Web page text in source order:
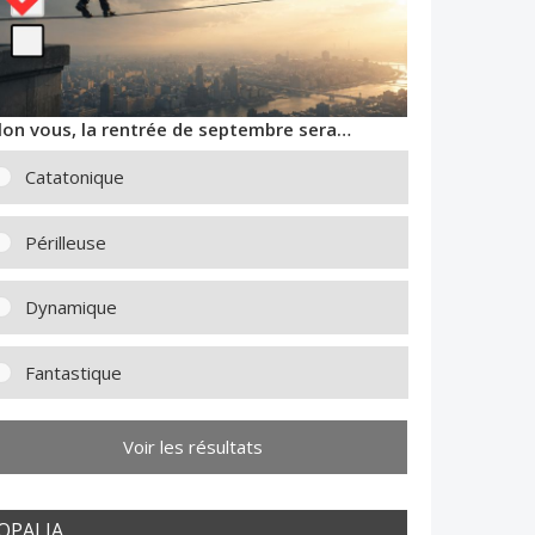
vous, la rentrée de septembre sera…
Catatonique
Périlleuse
Dynamique
Fantastique
Voir les résultats